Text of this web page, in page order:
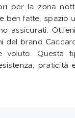
per la zona
ben fatte, spazio
assicurati.
del brand
Questa
praticità